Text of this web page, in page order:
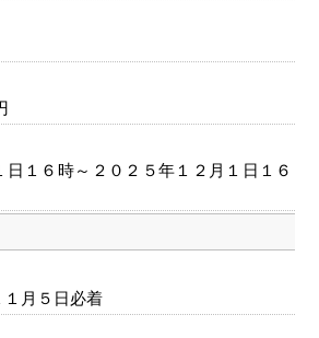
日１６時～２０２５年１２月１日１６
月５日必着